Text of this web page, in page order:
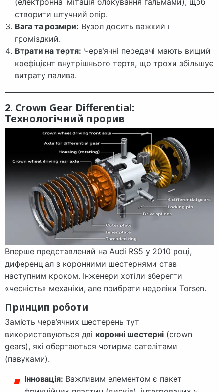
створити штучний опір.
Вага та розміри: Вузол досить важкий і
громіздкий.
Втрати на тертя: Черв’ячні передачі мають вищий
коефіцієнт внутрішнього тертя, що трохи збільшує
витрату палива.
2. Crown Gear Differential:
Технологічний прорив
Вперше представлений на Audi RS5 у 2010 році,
диференціал з коронними шестернями став
наступним кроком. Інженери хотіли зберегти
«чесність» механіки, але прибрати недоліки Torsen.
Принцип роботи
Замість черв’ячних шестерень тут
використовуються дві коронні шестерні (crown
gears), які обертаються чотирма сателітами
(павуками).
Інновація: Важливим елементом є пакет